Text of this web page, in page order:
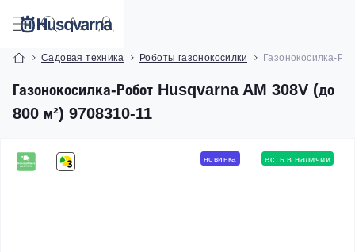
Садовая техника Роботы газонокосилки Газонокосилка-
Газонокосилка-Робот Husqvarna AM 308V (до
800 м²) 9708310-11
новинка есть в наличии